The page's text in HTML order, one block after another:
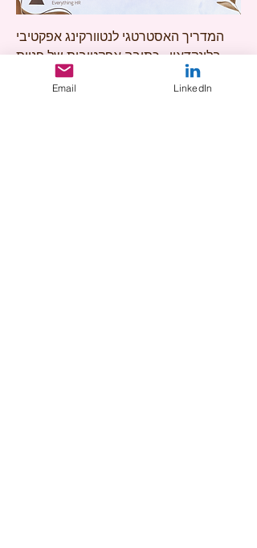
המדריך האסטרטגי לנטוורקינג אפקטיבי
בלינקדאין - כתיבה אפקטיבית של פניות
וחיבורים
‏279.90 ‏₪
Email LinkedIn